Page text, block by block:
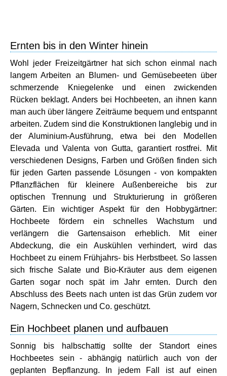
Ernten bis in den Winter hinein
Wohl jeder Freizeitgärtner hat sich schon einmal nach
langem Arbeiten an Blumen- und Gemüsebeeten über
schmerzende Kniegelenke und einen zwickenden
Rücken beklagt. Anders bei Hochbeeten, an ihnen kann
man auch über längere Zeiträume bequem und entspannt
arbeiten. Zudem sind die Konstruktionen langlebig und in
der Aluminium-Ausführung, etwa bei den Modellen
Elevada und Valenta von Gutta, garantiert rostfrei. Mit
verschiedenen Designs, Farben und Größen finden sich
für jeden Garten passende Lösungen - von kompakten
Pflanzflächen für kleinere Außenbereiche bis zur
optischen Trennung und Strukturierung in größeren
Gärten. Ein wichtiger Aspekt für den Hobbygärtner:
Hochbeete fördern ein schnelles Wachstum und
verlängern die Gartensaison erheblich. Mit einer
Abdeckung, die ein Auskühlen verhindert, wird das
Hochbeet zu einem Frühjahrs- bis Herbstbeet. So lassen
sich frische Salate und Bio-Kräuter aus dem eigenen
Garten sogar noch spät im Jahr ernten. Durch den
Abschluss des Beets nach unten ist das Grün zudem vor
Nagern, Schnecken und Co. geschützt.
Ein Hochbeet planen und aufbauen
Sonnig bis halbschattig sollte der Standort eines
Hochbeetes sein - abhängig natürlich auch von der
geplanten Bepflanzung. In jedem Fall ist auf einen